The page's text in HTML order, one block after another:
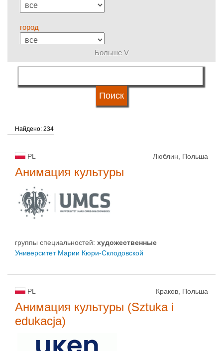
город
группы специальностей
система обучения
статус университетов
Больше V
Найдено: 234
PL Люблин, Польша
Анимация культуры
группы специальностей: художественные
Университет Марии Кюри-Склодовской
PL Краков, Польша
Анимация культуры (Sztuka i
edukacja)